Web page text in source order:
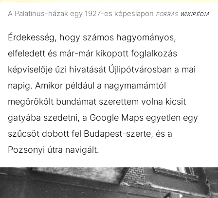
A Palatinus-házak egy 1927-es képeslapon FORRÁSWIKIPÉDIA
Érdekesség, hogy számos hagyományos,
elfeledett és már-már kikopott foglalkozás
képviselője űzi hivatását Újlipótvárosban a mai
napig. Amikor például a nagymamámtól
megörökölt bundámat szerettem volna kicsit
gatyába szedetni, a Google Maps egyetlen egy
szűcsöt dobott fel Budapest-szerte, és a
Pozsonyi útra navigált.